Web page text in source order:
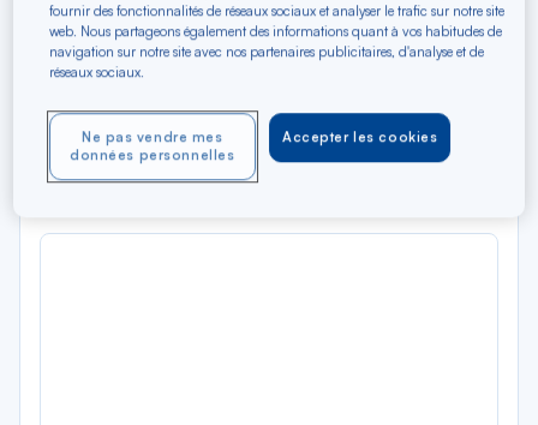
Aller-Retour Aller simple
Précédent
AOÛ 2026
N/A*
Aller / Retour — Économique
fournir des fonctionnalités de réseaux sociaux et analyser le trafic sur notre site
web. Nous partageons également des informations quant à vos habitudes de
navigation sur notre site avec nos partenaires publicitaires, d'analyse et de
réseaux sociaux.
Accepter les cookies
Ne pas vendre mes
données personnelles